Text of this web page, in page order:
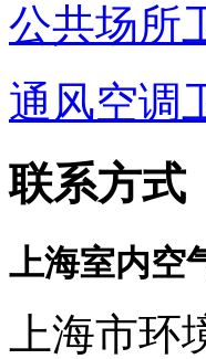
公共场所
通风空调
联系方式
上海室内空
上海市环